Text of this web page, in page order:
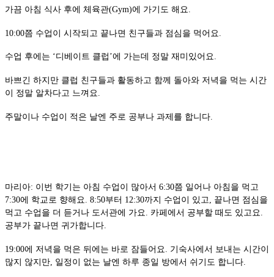
가끔 아침 식사 후에 체육관(Gym)에 가기도 해요.
10:00쯤 수업이 시작되고 끝나면 친구들과 점심을 먹어요.
수업 후에는 ‘디베이트 클럽’에 가는데 정말 재미있어요.
바쁘긴 하지만 클럽 친구들과 활동하고 함께 돌아와 저녁을 먹는 시간
이 정말 알차다고 느껴요.
주말이나 수업이 적은 날엔 주로 공부나 과제를 합니다.
마리아: 이번 학기는 아침 수업이 많아서 6:30쯤 일어나 아침을 먹고
7:30에 학교로 향해요. 8:50부터 12:30까지 수업이 있고, 끝나면 점심을
먹고 수업을 더 듣거나 도서관에 가요. 카페에서 공부할 때도 있고요.
공부가 끝나면 귀가합니다.
19:00에 저녁을 먹은 뒤에는 바로 잠들어요. 기숙사에서 보내는 시간이
많지 않지만, 일정이 없는 날엔 하루 종일 방에서 쉬기도 합니다.